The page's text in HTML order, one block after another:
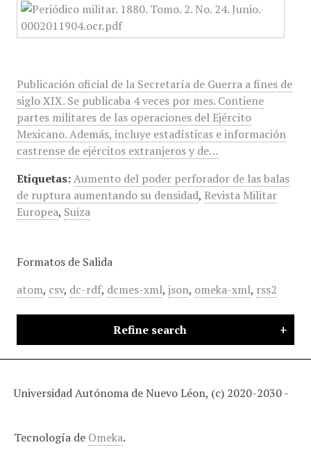
Publicación oficial de la Secretaría de Guerra a fines de
siglo XIX. Se publicaba 4 veces por mes. Contiene
partes militares de las operaciones del Ejército
Mexicano. Además, incluye estadísticas e información
castrense de ejércitos extranjeros y de…
Etiquetas: Aumento del poder perforador de las balas
de ruptura aumentando su densidad, Revista Militar
Europea, Suiza
Formatos de Salida
atom, csv, dc-rdf, dcmes-xml, json, omeka-xml, rss2
Refine search
Universidad Autónoma de Nuevo Léon, (c) 2020-2030 -
Tecnología de Omeka.